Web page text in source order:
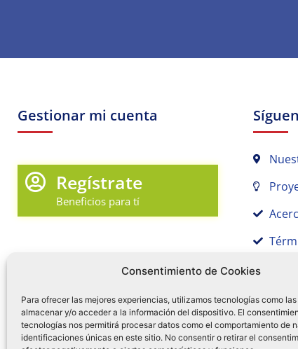
Consentimiento de Cookies
Para ofrecer las mejores experiencias, utilizamos tecnologías como
almacenar y/o acceder a la información del dispositivo. El
tecnologías nos permitirá procesar datos como el comportamiento de
identificaciones únicas en este sitio. No consentir o retirar el
Gestionar mi cuenta
Regístrate
Beneficios para tí
Mi Cuenta en Tamex
Mis Favoritos